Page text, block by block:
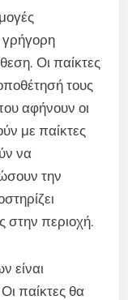
γρήγορη
Οι παίκτες
τους
αφήνουν οι
με παίκτες
να
την
στην περιοχή.
είναι
παίκτες θα